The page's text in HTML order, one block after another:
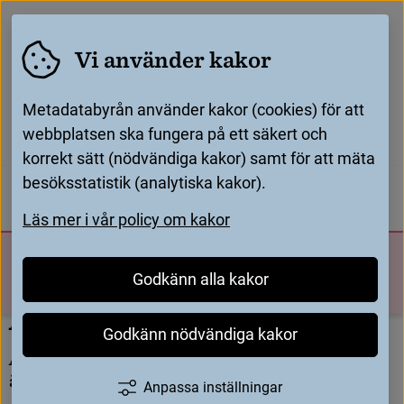
Metadatabyrån
Startsida / Generella anvisningar - RDA
Egenskaper som beskriver verk och uttryck
Arrangemang
A rrangemang(RDA6.18.1.4)angeromuttrycke
ä
av ändrad besättning
Vi använder kakor
Metadatabyrån använder kakor (cookies) för att
webbplatsen ska fungera på ett säkert och
korrekt sätt (nödvändiga kakor) samt för att mäta
besöksstatistik (analytiska kakor).
Läs mer i vår policy om kakor
Godkänn alla kakor
Godkänn nödvändiga kakor
Anpassa inställningar